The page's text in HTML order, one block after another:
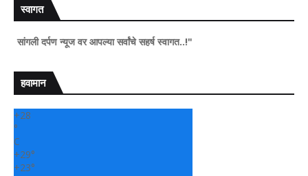
स्वागत
न्यूज वर आपल्या सर्वांचे सहर्ष स्वागत..!"
हवामान
+28
°
C
+29°
+23°